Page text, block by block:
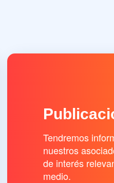
Tendremos
nuestros
de interés
medio.